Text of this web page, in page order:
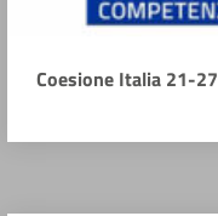
Coesione Italia 21-27